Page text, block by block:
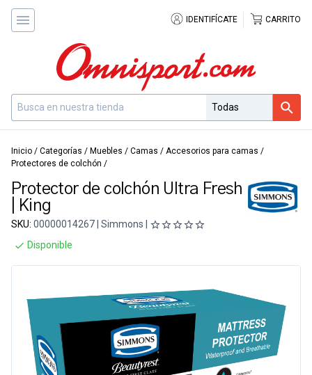
IDENTIFÍCATE CARRITO
Inicio / Categorías / Muebles / Camas / Accesorios para camas /
Protectores de colchón /
Protector de colchón Ultra Fresh
| King
SKU: 00000014267 | Simmons |
Disponible